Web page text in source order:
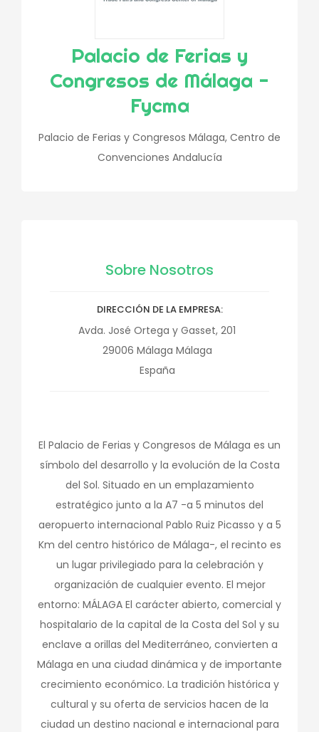
Palacio de Ferias y
Congresos de Málaga -
Fycma
Palacio de Ferias y Congresos Málaga, Centro de
Convenciones Andalucía
Sobre Nosotros
DIRECCIÓN DE LA EMPRESA
Avda. José Ortega y Gasset, 201
29006 Málaga Málaga
España
El Palacio de Ferias y Congresos de Málaga es un
símbolo del desarrollo y la evolución de la Costa
del Sol. Situado en un emplazamiento
estratégico junto a la A7 -a 5 minutos del
aeropuerto internacional Pablo Ruiz Picasso y a 5
Km del centro histórico de Málaga-, el recinto es
un lugar privilegiado para la celebración y
organización de cualquier evento. El mejor
entorno: MÁLAGA El carácter abierto, comercial y
hospitalario de la capital de la Costa del Sol y su
enclave a orillas del Mediterráneo, convierten a
Málaga en una ciudad dinámica y de importante
crecimiento económico. La tradición histórica y
cultural y su oferta de servicios hacen de la
ciudad un destino nacional e internacional para